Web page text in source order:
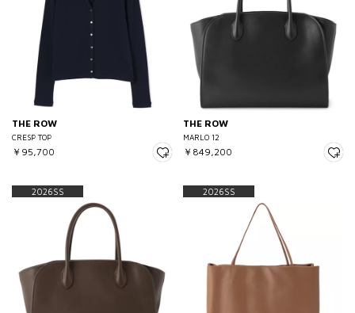
THE ROW
CRESP TOP
￥95,700
THE ROW
MARLO 12
￥849,200
2026SS 2026SS